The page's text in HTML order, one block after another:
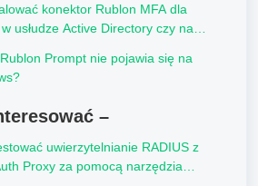
konektor Rublon MFA dla
usłudze Active Directory czy na
Prompt nie pojawia się na
–
uwierzytelnianie RADIUS z
Proxy za pomocą narzędzia